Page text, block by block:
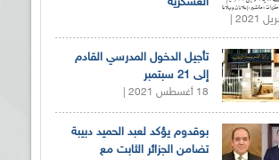
تأجيل الدخول المدرسي القادم
إلى 21 سبتمبر
18 أغسطس 2021 |
بوقدوم يؤكد لعبد الحميد دبيبة
تضامن الجزائر الثابت مع